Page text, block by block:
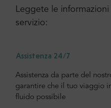
Leggete le
servizio:
Assistenza 24/7
Assistenza da parte del
garantire che il tuo viaggio
fluido possibile